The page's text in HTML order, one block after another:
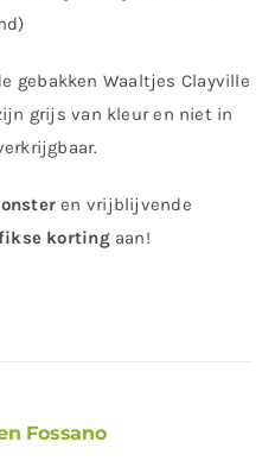
gebakken Waaltjes Clayville
grijs van kleur en niet in
en vrijblijvende
korting aan!
Fossano